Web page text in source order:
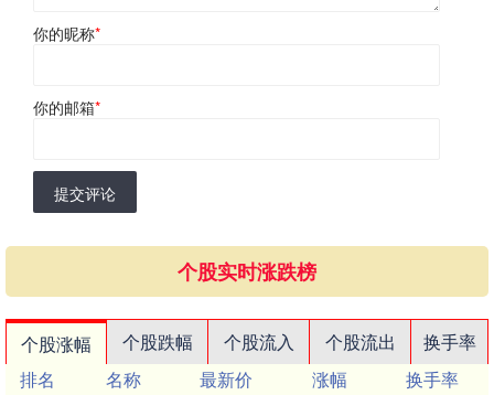
你的昵称*
你的邮箱*
提交评论
个股实时涨跌榜
个股涨幅 个股跌幅 个股流入 个股流出
换手率
排名
名称 最新价 涨幅
换手率